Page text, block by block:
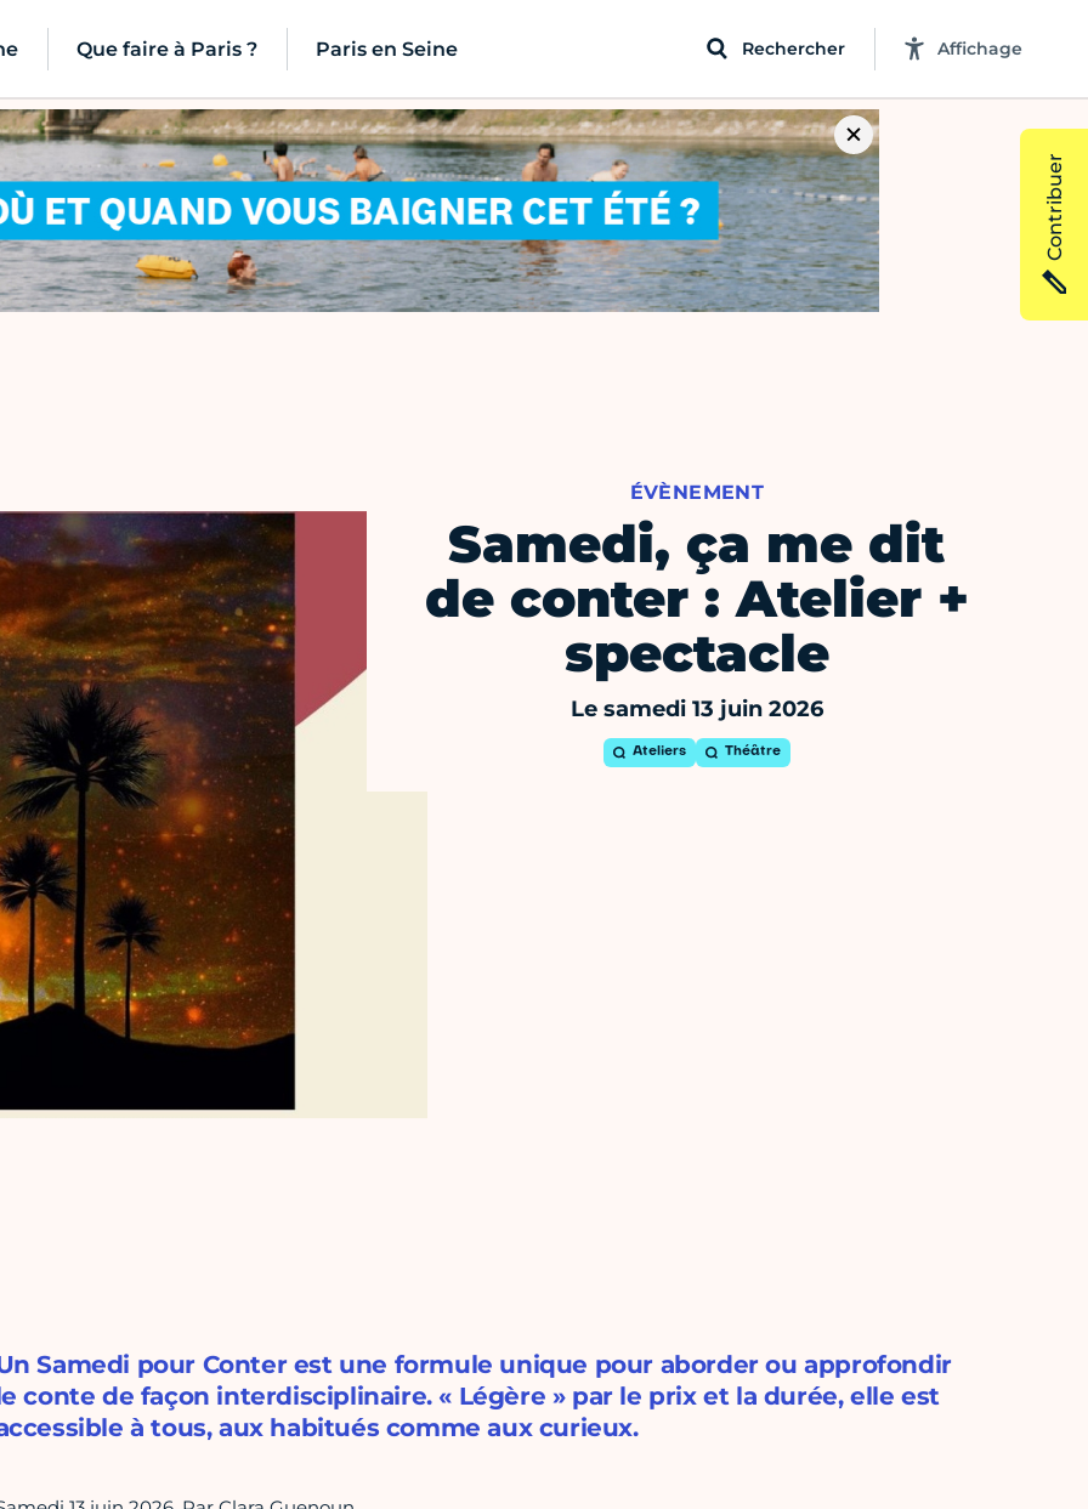
Que faire à Paris ? Paris en Seine Rechercher Affichage
ÉVÈNEMENT
Samedi, ça me dit
de conter : Atelier +
spectacle
Le samedi 13 juin 2026
Ateliers Théâtre
Samedi pour Conter est une formule unique pour aborder ou approfondir
conte de façon interdisciplinaire. « Légère » par le prix et la durée, elle est
à tous, aux habitués comme aux curieux.
Contribuer